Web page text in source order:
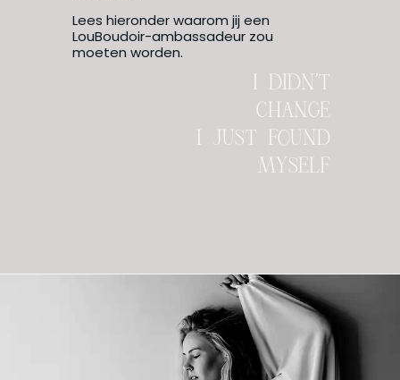
I DIDN'T
CHANGE
I JUST FOUND
MYSELF
Lees hieronder waarom jij een
LouBoudoir-ambassadeur zou
moeten worden.